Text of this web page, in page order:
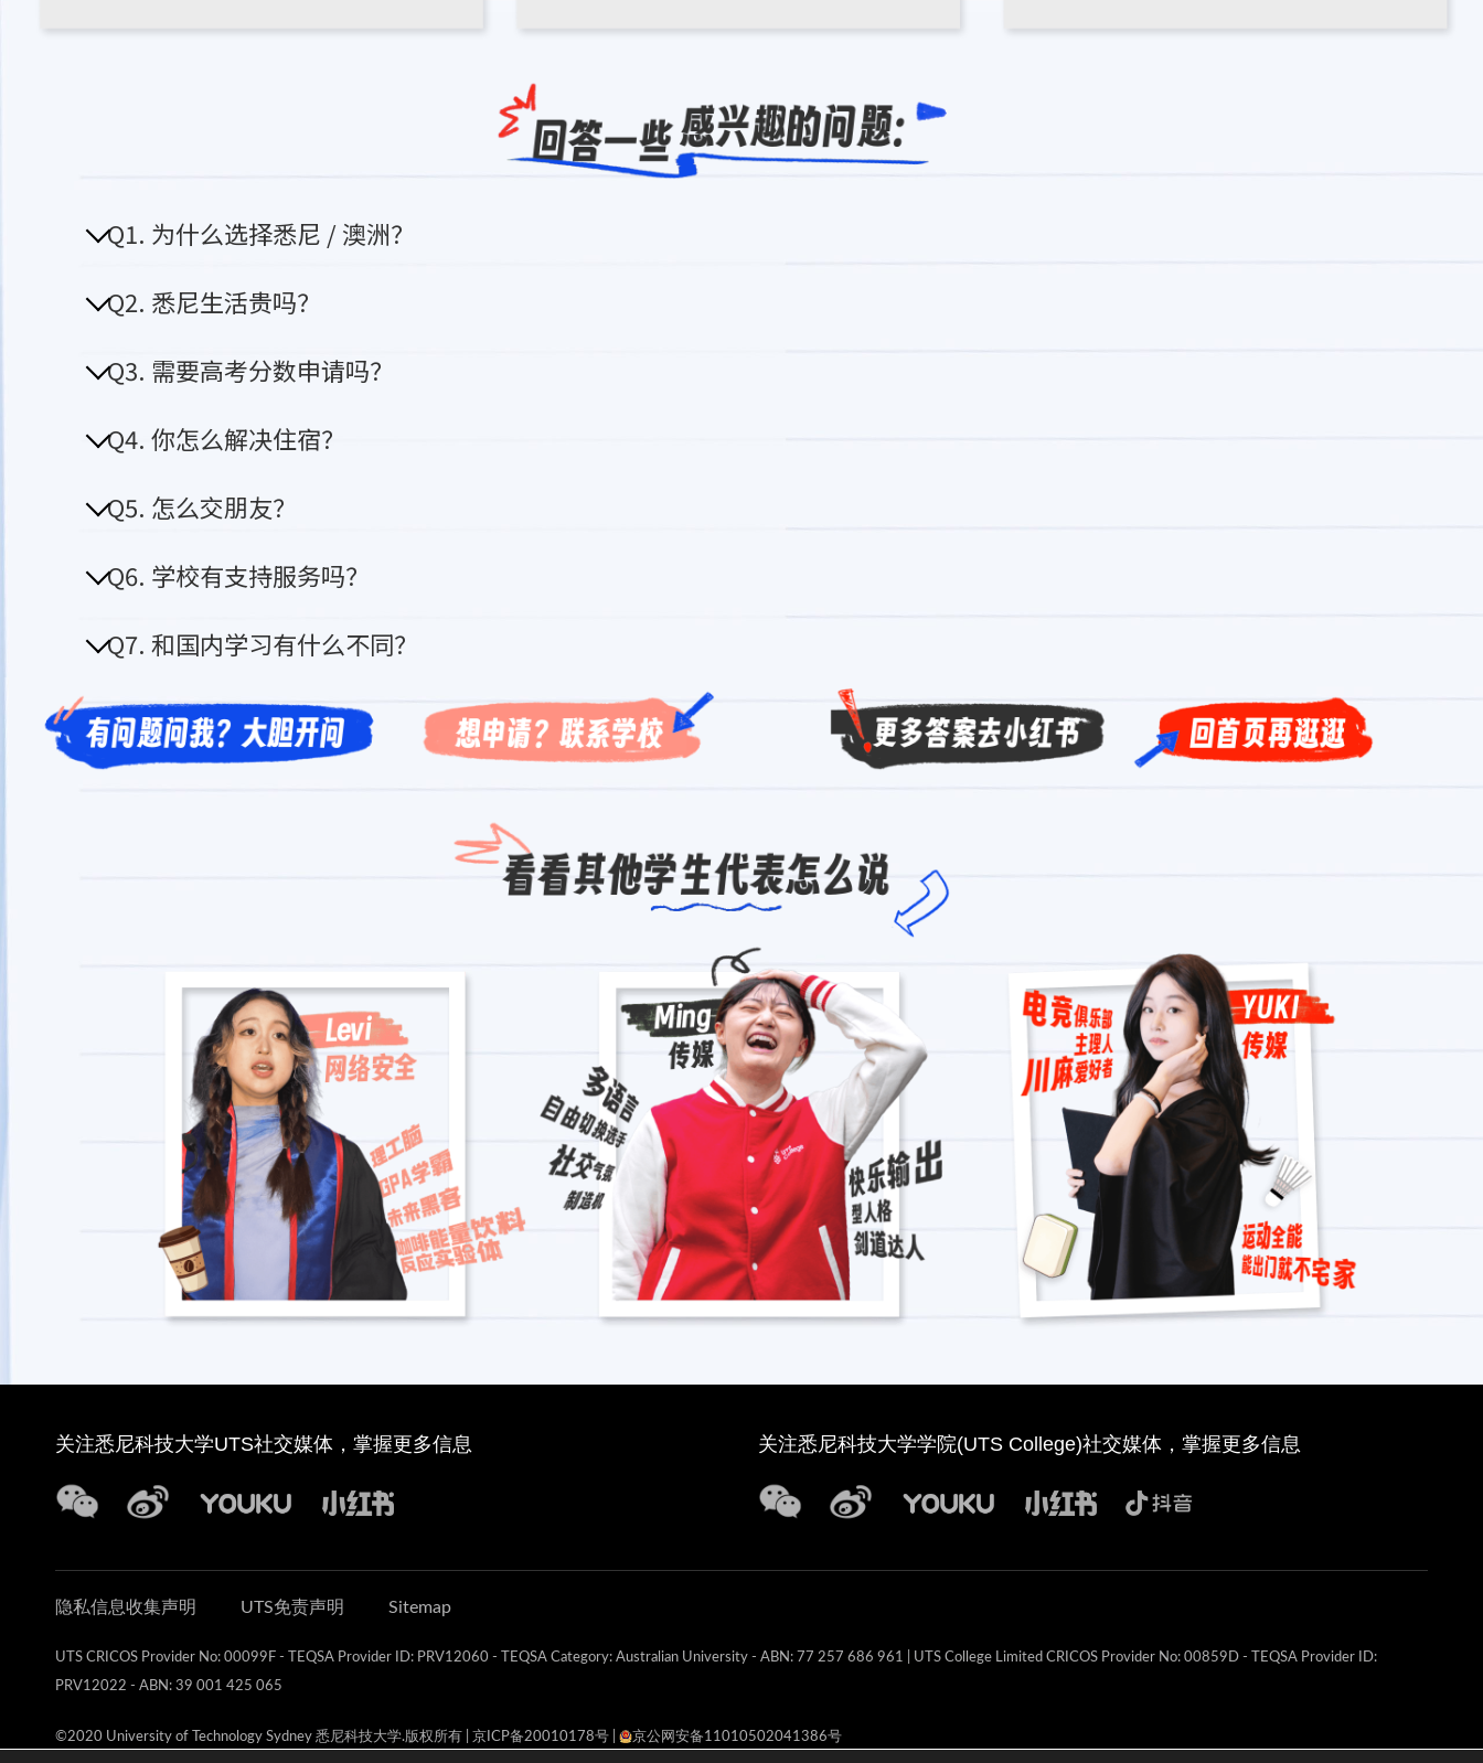
Q1. 为什么选择悉尼 / 澳洲？
Q2. 悉尼生活贵吗？
Q3. 需要高考分数申请吗？
Q4. 你怎么解决住宿？
Q5. 怎么交朋友？
Q6. 学校有支持服务吗？
Q7. 和国内学习有什么不同？
关注悉尼科技大学UTS社交媒体，掌握更多信息 关注悉尼科技大学学院(UTS College)社交媒体，掌握更多信息
隐私信息收集声明 UTS免责声明 Sitemap
UTS CRICOS Provider No: 00099F - TEQSA Provider ID: PRV12060 - TEQSA Category: Australian University - ABN: 77 257 686 961 | UTS College Limited CRICOS Provider No: 00859D - TEQSA Provider ID:
PRV12022 - ABN: 39 001 425 065
©2020 University of Technology Sydney 悉尼科技大学.版权所有 京ICP备20010178号 京公网安备11010502041386号